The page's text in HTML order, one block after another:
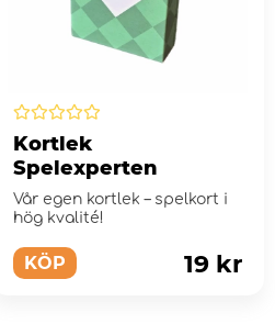
Kortlek
Spelexperten
Vår egen kortlek – spelkort i
hög kvalité!
KÖP 19 kr